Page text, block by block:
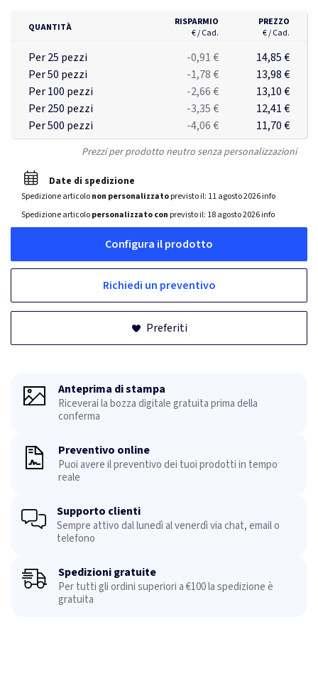
150 metri e fornisce 300 lumen. Con 3 modalità (luminosa, media e
lampeggiante). Incluso cavo di ricarica in TPE riciclato certificato
100% senza PVC.
QUANTITÀ
RISPARMIO
€ / Cad.
PREZZO
€ / Cad.
Per 25 pezzi -0,91 €
14,85 €
Per 50 pezzi
-1,78 €
13,98 €
Per 100 pezzi
-2,66 €
13,10 €
Per 250 pezzi
-3,35 €
12,41 €
Per 500 pezzi
-4,06 € 11,70 €
Prezzi per prodotto neutro senza personalizzazioni
Date di spedizione
Spedizione articolonon personalizzatoprevisto il: 11 agosto 2026info
Spedizione articolopersonalizzato con previsto il: 18 agosto 2026info
Configura il prodotto
Richiedi un preventivo
Preferiti
Anteprima di stampa
Riceverai la bozza digitale gratuita prima della
conferma
Preventivo online
Puoi avere il preventivo dei tuoi prodotti in tempo
reale
Supporto clienti
Sempre attivo dal lunedì al venerdì via chat, email o
telefono
Spedizioni gratuite
Per tutti gli ordini superiori a €100 la spedizione è
gratuita